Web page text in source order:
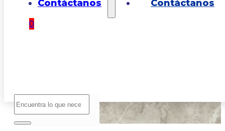
Contáctanos
Contáctanos
0
Buscar